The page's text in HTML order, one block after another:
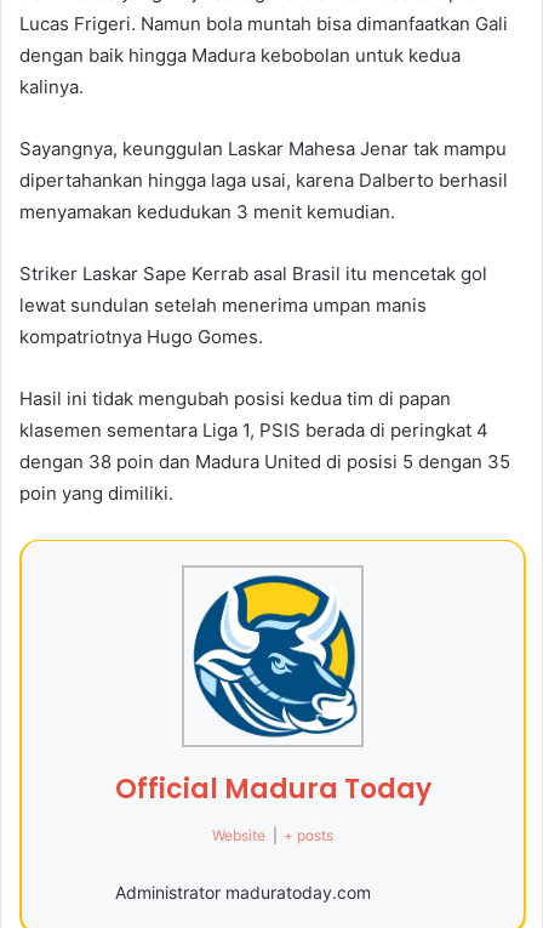
Lucas Frigeri. Namun bola muntah bisa dimanfaatkan Gali
dengan baik hingga Madura kebobolan untuk kedua
kalinya.
Sayangnya, keunggulan Laskar Mahesa Jenar tak mampu
dipertahankan hingga laga usai, karena Dalberto berhasil
menyamakan kedudukan 3 menit kemudian.
Striker Laskar Sape Kerrab asal Brasil itu mencetak gol
lewat sundulan setelah menerima umpan manis
kompatriotnya Hugo Gomes.
Hasil ini tidak mengubah posisi kedua tim di papan
klasemen sementara Liga 1, PSIS berada di peringkat 4
dengan 38 poin dan Madura United di posisi 5 dengan 35
poin yang dimiliki.
Official Madura Today
Website + posts
Administrator maduratoday.com